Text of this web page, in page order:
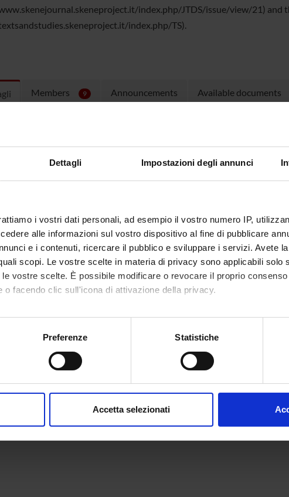
Dettagli Impostazioni degli annunci
i vostri dati personali, ad esempio il vostro numero IP,
alle informazioni sul vostro dispositivo al fine di pubblicare
e i contenuti, ricercare il pubblico e sviluppare i servizi. Avete
scopi. Le vostre scelte in materia di privacy sono applicabili solo
vostre scelte. È possibile modificare o revocare il proprio
o facendo clic sull'icona di attivazione della privacy.
anche:
sulla tua posizione geografica, con un'approssimazione di qualche
in qualsiasi momento dalla Dichiarazione sui cookie.
dei loro servizi.
Preferenze Statistiche
Accetta selezionati
index.php/JTDS/issue/view/21) and
index.php/TS).
Members 9 Announcements Available documents
http://skene.dlls.univr.it
Foreign Languages and Literatures